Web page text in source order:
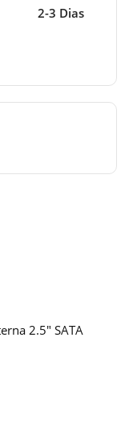
2-3 Dias
2.5″ SATA